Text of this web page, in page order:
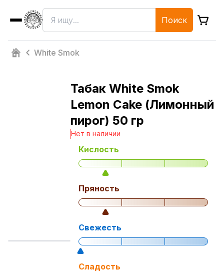
Поиск
White Smok
Табак White Smok
Lemon Cake (Лимонный
пирог) 50 гр
Нет в наличии
Кислость
Пряность
Свежесть
Сладость